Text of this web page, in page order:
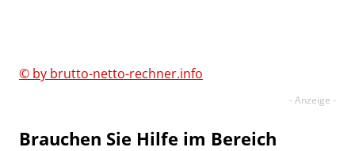
© by brutto-netto-rechner.info
Brauchen Sie Hilfe im Bereich